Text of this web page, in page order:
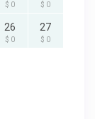
$ 0 $ 0
26
$ 0
27
$ 0